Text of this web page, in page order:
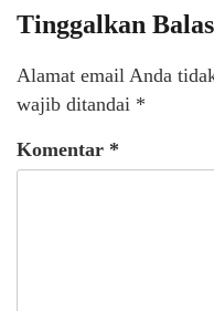
Tinggalkan
Alamat email Anda
wajib ditandai *
Komentar *